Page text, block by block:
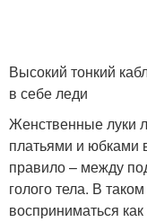
Высокий тонкий
в себе леди
Женственные луки
платьями и юбками
правило – между
голого тела. В
восприниматься как